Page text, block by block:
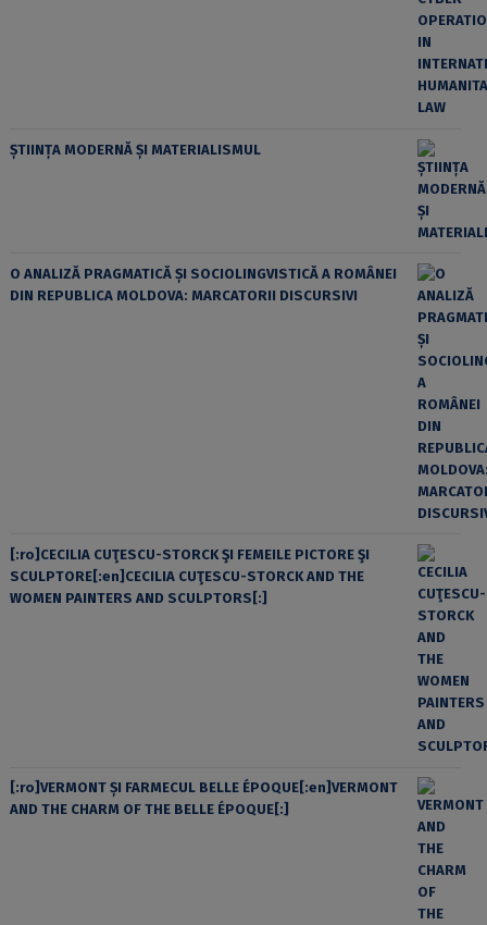
ȘTIINȚA MODERNĂ ȘI MATERIALISMUL
O ANALIZĂ PRAGMATICĂ ȘI SOCIOLINGVISTICĂ A ROMÂNEI
DIN REPUBLICA MOLDOVA: MARCATORII DISCURSIVI
[:ro]CECILIA CUŢESCU-STORCK ŞI FEMEILE PICTORE ŞI
SCULPTORE[:en]CECILIA CUŢESCU-STORCK AND THE
WOMEN PAINTERS AND SCULPTORS[:]
[:ro]VERMONT ȘI FARMECUL BELLE ÉPOQUE[:en]VERMONT
AND THE CHARM OF THE BELLE ÉPOQUE[:]